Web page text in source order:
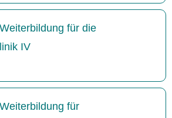
für die
IV
für